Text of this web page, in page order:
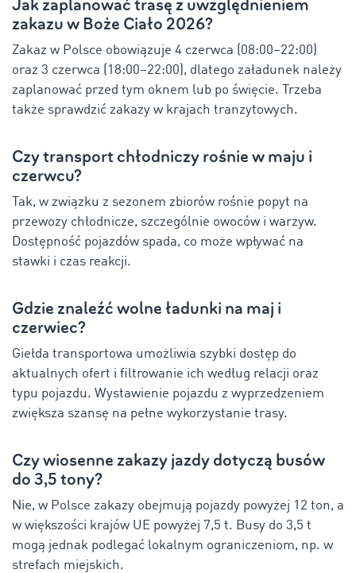
Jak zaplanować trasę z uwzględnieniem
zakazu w Boże Ciało 2026?
Zakaz w Polsce obowiązuje 4 czerwca (08:00–22:00)
oraz 3 czerwca (18:00–22:00), dlatego załadunek należy
zaplanować przed tym oknem lub po święcie. Trzeba
także sprawdzić zakazy w krajach tranzytowych.
Czy transport chłodniczy rośnie w maju i
czerwcu?
Tak, w związku z sezonem zbiorów rośnie popyt na
przewozy chłodnicze, szczególnie owoców i warzyw.
Dostępność pojazdów spada, co może wpływać na
stawki i czas reakcji.
Gdzie znaleźć wolne ładunki na maj i
czerwiec?
Giełda transportowa umożliwia szybki dostęp do
aktualnych ofert i filtrowanie ich według relacji oraz
typu pojazdu. Wystawienie pojazdu z wyprzedzeniem
zwiększa szansę na pełne wykorzystanie trasy.
Czy wiosenne zakazy jazdy dotyczą busów
do 3,5 tony?
Nie, w Polsce zakazy obejmują pojazdy powyżej 12 ton, a
w większości krajów UE powyżej 7,5 t. Busy do 3,5 t
mogą jednak podlegać lokalnym ograniczeniom, np. w
strefach miejskich.